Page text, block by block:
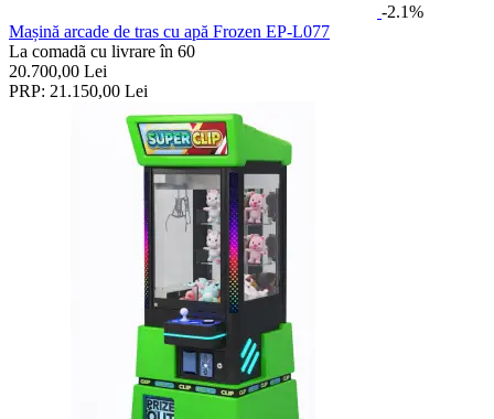
-2.1%
Mașină arcade de tras cu apă Frozen EP-L077
La comadã cu livrare în 60
20.700,00 Lei
PRP: 21.150,00 Lei